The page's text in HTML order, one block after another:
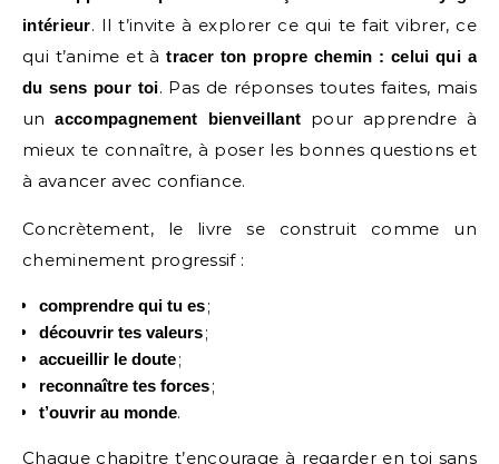
intérieur. Il t’invite à explorer ce qui te fait vibrer, ce
qui t’anime et àtracer ton propre chemin : celui qui a
du sens pour toi. Pas de réponses toutes faites, mais
unaccompagnement bienveillant pour apprendre à
mieux te connaître, à poser les bonnes questions et
à avancer avec confiance.
Concrètement, le livre se construit comme un
cheminement progressif :
comprendre qui tu es;
découvrir tes valeurs;
accueillir le doute;
reconnaître tes forces;
t’ouvrir au monde.
Chaque chapitre t’encourage à regarder en toi sans